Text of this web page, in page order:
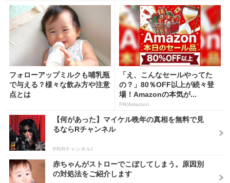
フォローアップミルクも哺乳瓶
で与える？様々な飲み方や注意
点とは
「え、こんなセールやってた
の？」80％OFF以上が続々登
場！Amazonの本気が...
PR(Amazon)
【何があった】マイケル晩年の真相を無料で見
るならRチャンネル
PR(Rチャンネル)
赤ちゃんがストローでこぼしてしまう。原因別
の対処法をご紹介します